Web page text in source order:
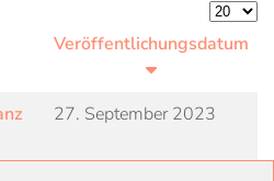
Veröffentlichungsdatum
27. September 2023